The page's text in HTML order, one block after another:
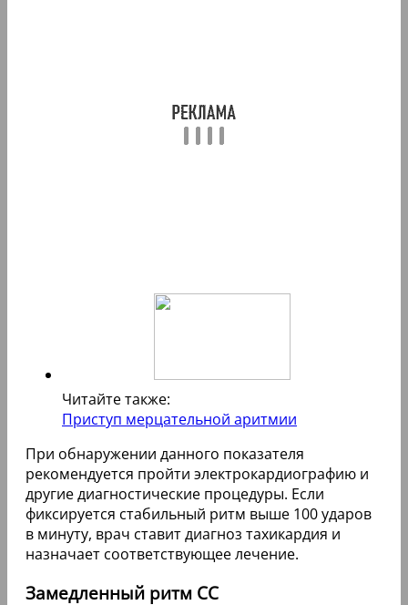
Читайте также:
Приступ мерцательной аритмии
При обнаружении данного показателя
рекомендуется пройти электрокардиографию и
другие диагностические процедуры. Если
фиксируется стабильный ритм выше 100 ударов
в минуту, врач ставит диагноз тахикардия и
назначает соответствующее лечение.
Замедленный ритм СС